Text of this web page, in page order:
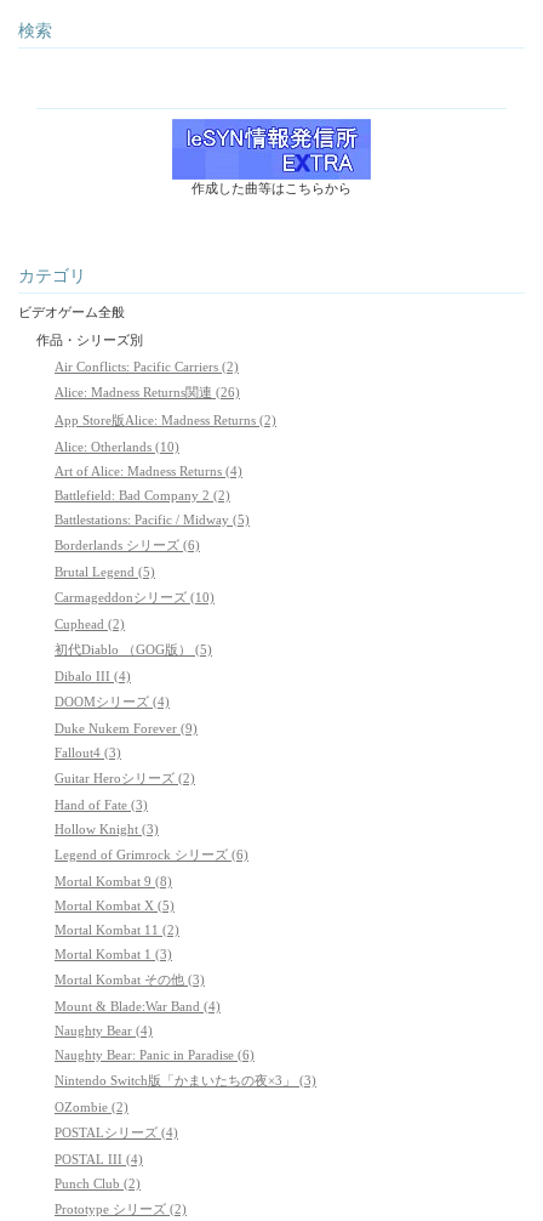
検索
作成した曲等はこちらから
カテゴリ
ビデオゲーム全般
作品・シリーズ別
Air Conflicts: Pacific Carriers (2)
Alice: Madness Returns関連 (26)
App Store版Alice: Madness Returns (2)
Alice: Otherlands (10)
Art of Alice: Madness Returns (4)
Battlefield: Bad Company 2 (2)
Battlestations: Pacific / Midway (5)
Borderlands シリーズ (6)
Brutal Legend (5)
Carmageddonシリーズ (10)
Cuphead (2)
初代Diablo （GOG版） (5)
Dibalo III (4)
DOOMシリーズ (4)
Duke Nukem Forever (9)
Fallout4 (3)
Guitar Heroシリーズ (2)
Hand of Fate (3)
Hollow Knight (3)
Legend of Grimrock シリーズ (6)
Mortal Kombat 9 (8)
Mortal Kombat X (5)
Mortal Kombat 11 (2)
Mortal Kombat 1 (3)
Mortal Kombat その他 (3)
Mount & Blade:War Band (4)
Naughty Bear (4)
Naughty Bear: Panic in Paradise (6)
Nintendo Switch版「かまいたちの夜×3」 (3)
OZombie (2)
POSTALシリーズ (4)
POSTAL III (4)
Punch Club (2)
Prototype シリーズ (2)